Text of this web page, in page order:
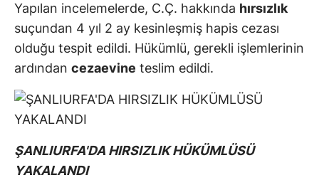
Yapılan incelemelerde, C.Ç. hakkında hırsızlık
suçundan 4 yıl 2 ay kesinleşmiş hapis cezası
olduğu tespit edildi. Hükümlü, gerekli işlemlerinin
ardından cezaevine teslim edildi.
ŞANLIURFA'DA HIRSIZLIK HÜKÜMLÜSÜ
YAKALANDI